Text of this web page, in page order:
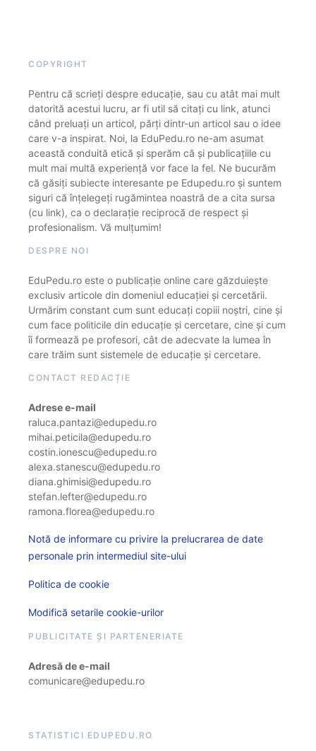
COPYRIGHT
Pentru că scrieți despre educație, sau cu atât mai mult
datorită acestui lucru, ar fi util să citați cu link, atunci
când preluați un articol, părți dintr-un articol sau o idee
care v-a inspirat. Noi, la EduPedu.ro ne-am asumat
această conduită etică și sperăm că și publicațiile cu
mult mai multă experiență vor face la fel. Ne bucurăm
că găsiți subiecte interesante pe Edupedu.ro și suntem
siguri că înțelegeți rugămintea noastră de a cita sursa
(cu link), ca o declarație reciprocă de respect și
profesionalism. Vă mulțumim!
DESPRE NOI
EduPedu.ro este o publicație online care găzduiește
exclusiv articole din domeniul educației și cercetării.
Urmărim constant cum sunt educați copiii noștri, cine și
cum face politicile din educație și cercetare, cine și cum
îi formează pe profesori, cât de adecvate la lumea în
care trăim sunt sistemele de educație și cercetare.
CONTACT REDACȚIE
Adrese e-mail
raluca.pantazi@edupedu.ro
mihai.peticila@edupedu.ro
costin.ionescu@edupedu.ro
alexa.stanescu@edupedu.ro
diana.ghimisi@edupedu.ro
stefan.lefter@edupedu.ro
ramona.florea@edupedu.ro
Notă de informare cu privire la prelucrarea de date
personale prin intermediul site-ului
Politica de cookie
Modifică setarile cookie-urilor
PUBLICITATE ȘI PARTENERIATE
Adresă de e-mail
comunicare@edupedu.ro
STATISTICI EDUPEDU.RO